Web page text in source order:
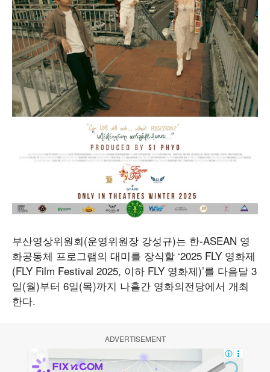
부산영상위원회(운영위원장 강성규)는 한-ASEAN 영
화공동체 프로그램의 대미를 장식할 ‘2025 FLY 영화제
(FLY Film Festival 2025, 이하 FLY 영화제)’를 다음달 3
일(월)부터 6일(목)까지 나흘간 영화의전당에서 개최
한다.
ADVERTISEMENT